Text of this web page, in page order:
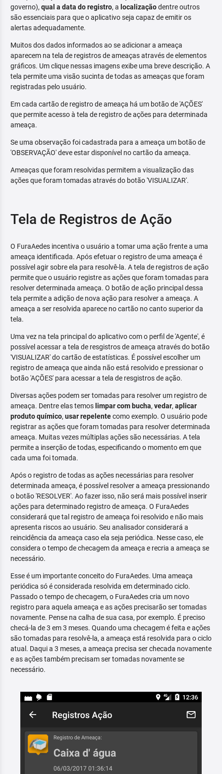
governo), qual a data do registro, a localizaçãodentre outros
são essenciais para que o aplicativo seja capaz de emitir os
alertas adequadamente.
Muitos dos dados informados ao se adicionar a ameaça
aparecem na tela de registros de ameaças através de elementos
gráficos. Um clique nessas imagens exibe uma breve descrição. A
tela permite uma visão sucinta de todas as ameaças que foram
registradas pelo usuário.
Em cada cartão de registro de ameaça há um botão de 'AÇÕES'
que permite acesso à tela de registro de ações para determinada
ameaça.
Se uma observação foi cadastrada para a ameaça um botão de
'OBSERVAÇÃO' deve estar disponível no cartão da ameaça.
Ameaças que foram resolvidas permitem a visualização das
ações que foram tomadas através do botão 'VISUALIZAR'.
Tela de Registros de Ação
O FuraAedes incentiva o usuário a tomar uma ação frente a uma
ameaça identificada. Após efetuar o registro de uma ameaça é
possível agir sobre ela para resolvê-la. A tela de registros de ação
permite que o usuário registre as ações que foram tomadas para
resolver determinada ameaça. O botão de ação principal dessa
tela permite a adição de nova ação para resolver a ameaça. A
ameaça a ser resolvida aparece no cartão no canto superior da
tela.
Uma vez na tela principal do aplicativo com o perfil de 'Agente', é
possível acessar a tela de resgistros de ameaça através do botão
'VISUALIZAR' do cartão de estatísticas. É possível escolher um
registro de ameaça que ainda não está resolvido e pressionar o
botão 'AÇÕES' para acessar a tela de resgistros de ação.
Diversas ações podem ser tomadas para resolver um registro de
ameaça. Dentre elas temos limpar com bucha, vedar, aplicar
produto químico, usar repelentecomo exemplo. O usuário pode
registrar as ações que foram tomadas para resolver determinada
ameaça. Muitas vezes múltiplas ações são necessárias. A tela
permite a inserção de todas, especificando o momento em que
cada uma foi tomada.
Após o registro de todas as ações necessárias para resolver
determinada ameaça, é possível resolver a ameaça pressionando
o botão 'RESOLVER'. Ao fazer isso, não será mais possível inserir
ações para determinado registro de ameaça. O FuraAedes
considerará que tal registro de ameaça foi resolvido e não mais
apresenta riscos ao usuário. Seu analisador considerará a
reincidência da ameaça caso ela seja periódica. Nesse caso, ele
considera o tempo de checagem da ameaça e recria a ameaça se
necessário.
Esse é um importante conceito do FuraAedes. Uma ameaça
periódica só é considerada resolvida em determinado ciclo.
Passado o tempo de checagem, o FuraAedes cria um novo
registro para aquela ameaça e as ações precisarão ser tomadas
novamente. Pense na calha de sua casa, por exemplo. É preciso
checá-la de 3 em 3 meses. Quando uma checagem é feita e ações
são tomadas para resolvê-la, a ameaça está resolvida para o ciclo
atual. Daqui a 3 meses, a ameaça precisa ser checada novamente
e as ações também precisam ser tomadas novamente se
necessário.